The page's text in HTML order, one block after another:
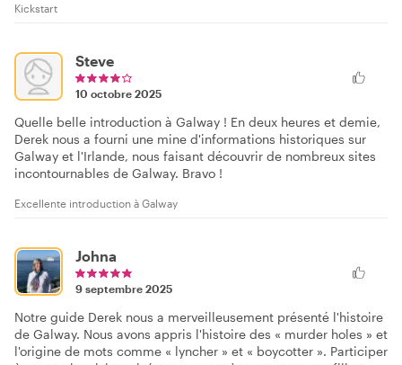
Kickstart
Steve
10 octobre 2025
Quelle belle introduction à Galway ! En deux heures et demie,
Derek nous a fourni une mine d'informations historiques sur
Galway et l'Irlande, nous faisant découvrir de nombreux sites
incontournables de Galway. Bravo !
Excellente introduction à Galway
Johna
9 septembre 2025
Notre guide Derek nous a merveilleusement présenté l'histoire
de Galway. Nous avons appris l'histoire des « murder holes » et
l'origine de mots comme « lyncher » et « boycotter ». Participer